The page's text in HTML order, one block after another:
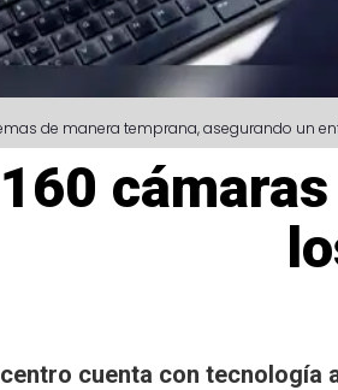
de manera temprana, asegurando un
cuenta con tecnología